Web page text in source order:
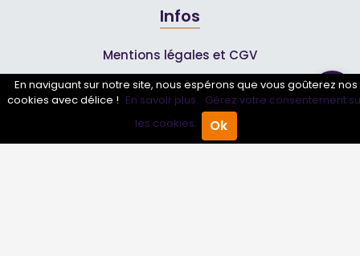
Annuaire Pro Agenda
Infos
Mentions légales et CGV
Suivez-nous
En naviguant sur notre site, nous espérons que vous goûterez nos
cookies avec délice ! En savoir plus. Gérez votre consentement
les cookies.
Ok